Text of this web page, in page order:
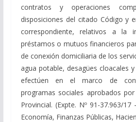
contratos y operaciones
disposiciones del citado Código y
correspondiente, relativos a la
préstamos o mutuos financieros
de conexión domiciliaria de los
agua potable, desagües cloacales
efectúen en el marco de
programas sociales aprobados
Provincial. (Expte. Nº 91-37.963/
Economía, Finanzas Públicas,